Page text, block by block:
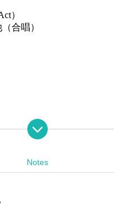
）
合唱）
る。そんなある日、ひとりの
Notes